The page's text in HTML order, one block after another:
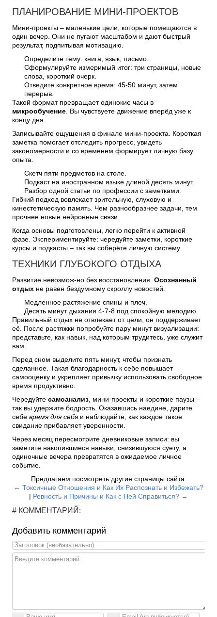
ПЛАНИРОВАНИЕ МИНИ-ПРОЕКТОВ
Мини-проекты – маленькие цели, которые помещаются в
один вечер. Они не пугают масштабом и дают быстрый
результат, подпитывая мотивацию.
Определите тему: книга, язык, письмо.
Сформулируйте измеримый итог: три страницы, новые
слова, короткий очерк.
Отведите конкретное время: 45-50 минут, затем
перерыв.
Такой формат превращает одинокие часы в
микрообучение . Вы чувствуете движение вперёд уже к
концу дня.
Записывайте ощущения в финале мини-проекта. Короткая
заметка помогает отследить прогресс, увидеть
закономерности и со временем формирует личную базу
опыта.
Скетч пяти предметов на столе.
Подкаст на иностранном языке длиной десять минут.
Разбор одной статьи по профессии с заметками.
Гибкий подход вовлекает зрительную, слуховую и
кинестетическую память. Чем разнообразнее задачи, тем
прочнее новые нейронные связи.
Когда основы подготовлены, легко перейти к активной
фазе. Экспериментируйте: чередуйте заметки, короткие
курсы и подкасты – так вы соберёте личную систему.
ТЕХНИКИ ГЛУБОКОГО ОТДЫХА
Развитие невозмож-но без восстановления. Осознанный
отдых не равен бездумному скроллу новостей.
Медленное растяжение спины и плеч.
Десять минут дыхания 4-7-8 под спокойную мелодию.
Правильный отдых не отвлекает от цели, он поддерживает
её. После растяжки попробуйте пару минут визуализации:
представьте, как навык, над которым трудитесь, уже служит
вам.
Перед сном выделите пять минут, чтобы признать
сделанное. Такая благодарность к себе повышает
самооценку и укрепляет привычку использовать свободное
время продуктивно.
Чередуйте самоанализ , мини-проекты и короткие паузы –
так вы удержите бодрость. Оказавшись наедине, дарите
себе время для себяи наблюдайте, как каждое такое
свидание прибавляет уверенности.
Через месяц пересмотрите дневниковые записи: вы
заметите накопившиеся навыки, снизившуюся суету, а
одиночные вечера превратятся в ожидаемое личное
событие.
Предлагаем посмотреть другие страницы сайта:
← Токсичные Отношения и Как Их Распознать и Избежать?
| Ревность и Причины и Как с Ней Справиться? →
# КОММЕНТАРИЙ:
Добавить комментарий